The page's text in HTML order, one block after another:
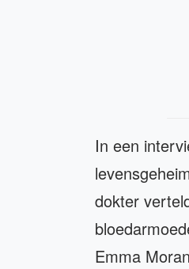
In een
dokter
Emma